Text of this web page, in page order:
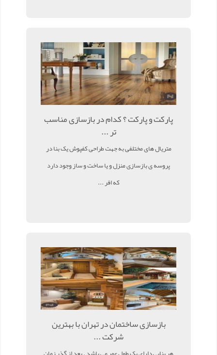
پارکت و پارکت ؟ کدام در بازسازی مناسب
تر ...
متریال های مختلفی به جهت طراحی کفپوش یک بنا در
پروسه ی بازسازی منزل و یا ساخت و ساز وجود دارد
که افر ...
بازسازی ساختمان در تهران با بهترین
شرکت ...